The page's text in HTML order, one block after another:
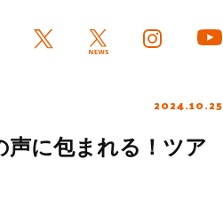
2024.10.25
に包まれる！ツア